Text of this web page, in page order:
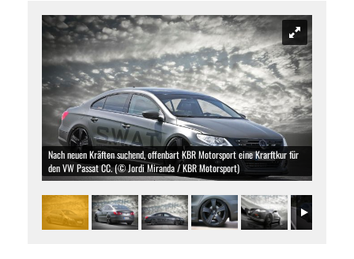
Nach neuen Kräften suchend, offenbart KBR Motorsport eine Krarftkur für
den VW Passat CC. (© Jordi Miranda / KBR Motorsport)